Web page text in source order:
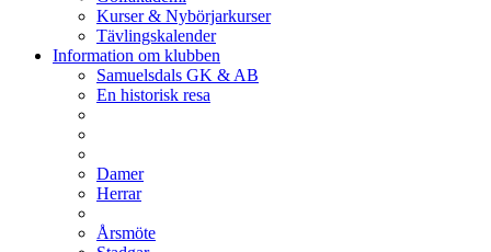
Kurser & Nybörjarkurser
Tävlingskalender
Information om klubben
Samuelsdals GK & AB
En historisk resa
Damer
Herrar
Årsmöte